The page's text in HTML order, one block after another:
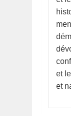
et
et